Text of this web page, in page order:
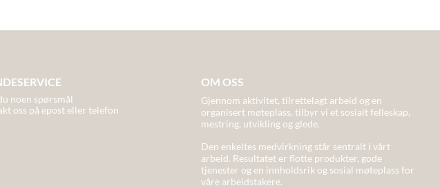
noen spørsmål
oss på epost eller telefon
OM OSS
Gjennom aktivitet, tilrettelagt arbeid og en
organisert møteplass. tilbyr vi et sosialt felleskap,
mestring, utvikling og glede.
Den enkeltes medvirkning står sentralt i vårt
arbeid. Resultatet er flotte produkter, gode
tjenester og en innholdsrik og sosial møteplass for
våre arbeidstakere.